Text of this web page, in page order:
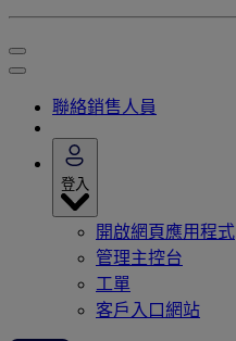
聯絡銷售人員
登入
開啟網頁應用程式
管理主控台
工單
客戶入口網站